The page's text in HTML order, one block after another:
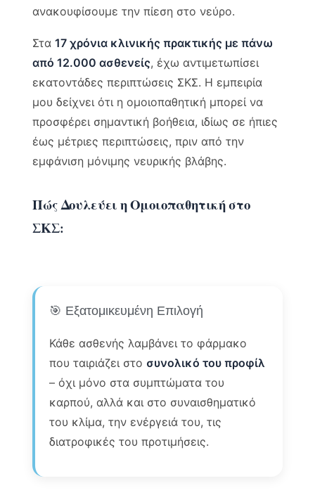
ανακουφίσουμε την πίεση στο νεύρο.
Στα17 χρόνια κλινικής πρακτικής με πάνω
από 12.000 ασθενείς, έχω αντιμετωπίσει
εκατοντάδες περιπτώσεις ΣΚΣ. Η εμπειρία
μου δείχνει ότι η ομοιοπαθητική μπορεί να
προσφέρει σημαντική βοήθεια, ιδίως σε ήπιες
έως μέτριες περιπτώσεις, πριν από την
εμφάνιση μόνιμης νευρικής βλάβης.
Πώς Δουλεύει η Ομοιοπαθητική στο
ΣΚΣ:
🎯 Εξατομικευμένη Επιλογή
Κάθε ασθενής λαμβάνει το φάρμακο
που ταιριάζει στο συνολικό του προφίλ
– όχι μόνο στα συμπτώματα του
καρπού, αλλά και στο συναισθηματικό
του κλίμα, την ενέργειά του, τις
διατροφικές του προτιμήσεις.